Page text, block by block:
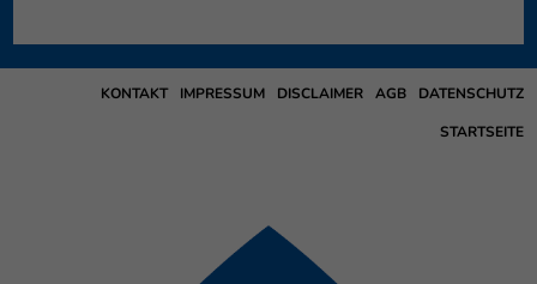
DATENSCHUTZ
AGB
DISCLAIMER
IMPRESSUM
KONTAKT
STARTSEITE